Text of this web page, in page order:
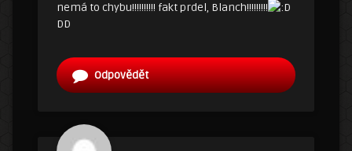
nemá to chybu!!!!!!!!!! fakt prdel, Blanch!!!!!!!!!
DD
Odpovědět